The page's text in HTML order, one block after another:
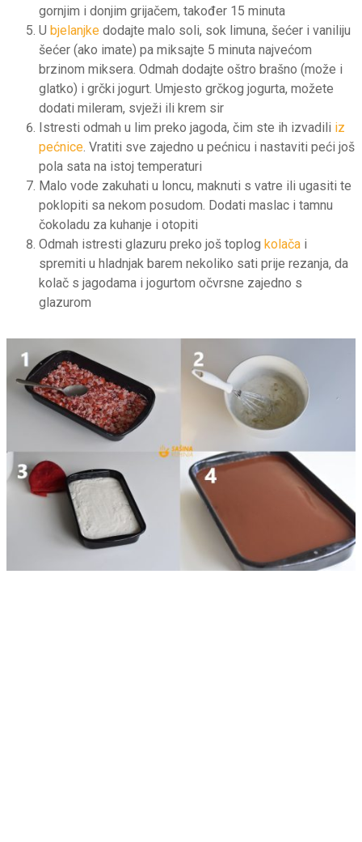
gornjim i donjim grijačem, također 15 minuta
U bjelanjke dodajte malo soli, sok limuna, šećer i vaniliju
šećer (ako imate) pa miksajte 5 minuta najvećom
brzinom miksera. Odmah dodajte oštro brašno (može i
glatko) i grčki jogurt. Umjesto grčkog jogurta, možete
dodati mileram, svježi ili krem sir
Istresti odmah u lim preko jagoda, čim ste ih izvadili iz
pećnice . Vratiti sve zajedno u pećnicu i nastaviti peći još
pola sata na istoj temperaturi
Malo vode zakuhati u loncu, maknuti s vatre ili ugasiti te
poklopiti sa nekom posudom. Dodati maslac i tamnu
čokoladu za kuhanje i otopiti
Odmah istresti glazuru preko još toplog kolača i
spremiti u hladnjak barem nekoliko sati prije rezanja, da
kolač s jagodama i jogurtom očvrsne zajedno s
glazurom